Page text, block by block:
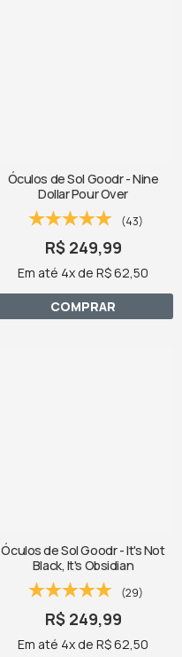
Óculos de Sol Goodr - Nine
Dollar Pour Over
(43)
R$ 249,99
Em até 4x de R$ 62,50
COMPRAR
Óculos de Sol Goodr - It's Not
Black, It's Obsidian
(29)
R$ 249,99
Em até 4x de R$ 62,50